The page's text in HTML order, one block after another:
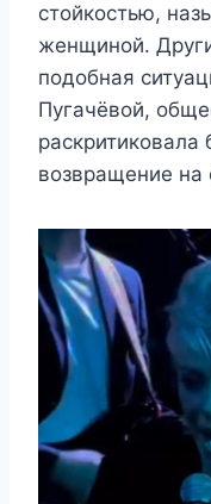
стойкостью,
женщиной.
подобная
Пугачёвой,
раскритиковала
возвращение на